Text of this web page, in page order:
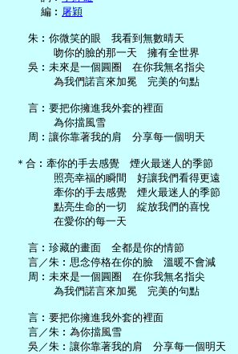
     編︰
屠穎
   朱︰你微笑的眼　我看到無數晴天
       吻你的臉的那一天　擁有全世界
   吳︰未來是一個圓圈　在你我無名指尖
       為我們諾言來加冕　完美的句點
   言︰要把你擁進我外套的裡面
       為你擋風雪
   周︰讓你靠著我的肩　分享每一個明天
＊合︰牽你的手去感覺　煙火最迷人的季節
       照亮幸福的瞬間　好讓我們看得更遠
       牽你的手去感覺　煙火最迷人的季節
       點亮生命的一切　綻放我們的喜悅
       在愛你的每一天
   言︰珍藏的畫面　全都是你的情節
   言／朱︰思念停格在你的臉　溫暖不會減
   周︰未來是一個圓圈　在你我無名指尖
       為我們諾言來加冕　完美的句點
   言︰要把你擁進我外套的裡面
   言／朱︰為你擋風雪
   吳／朱︰讓你靠著我的肩　分享每一個明天